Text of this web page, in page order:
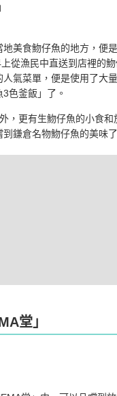
美食魩仔魚的地方，便
從漁民中直送到店裡的
氣菜單，便是使用了大
色釜飯」了。
，更有生魩仔魚的小食
鎌倉名物魩仔魚的美味了
堂」